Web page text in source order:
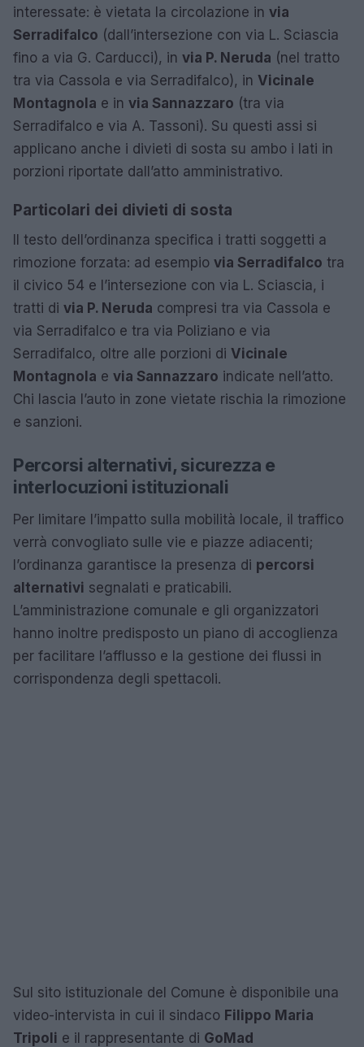
interessate: è vietata la circolazione in via
Serradifalco (dall’intersezione con via L. Sciascia
fino a via G. Carducci), in via P. Neruda (nel tratto
tra via Cassola e via Serradifalco), in Vicinale
Montagnola e in via Sannazzaro (tra via
Serradifalco e via A. Tassoni). Su questi assi si
applicano anche i divieti di sosta su ambo i lati in
porzioni riportate dall’atto amministrativo.
Particolari dei divieti di sosta
Il testo dell’ordinanza specifica i tratti soggetti a
rimozione forzata: ad esempio via Serradifalco tra
il civico 54 e l’intersezione con via L. Sciascia, i
tratti di via P. Neruda compresi tra via Cassola e
via Serradifalco e tra via Poliziano e via
Serradifalco, oltre alle porzioni di Vicinale
Montagnola e via Sannazzaro indicate nell’atto.
Chi lascia l’auto in zone vietate rischia la rimozione
e sanzioni.
Percorsi alternativi, sicurezza e
interlocuzioni istituzionali
Per limitare l’impatto sulla mobilità locale, il traffico
verrà convogliato sulle vie e piazze adiacenti;
l’ordinanza garantisce la presenza di percorsi
alternativi segnalati e praticabili.
L’amministrazione comunale e gli organizzatori
hanno inoltre predisposto un piano di accoglienza
per facilitare l’afflusso e la gestione dei flussi in
corrispondenza degli spettacoli.
Sul sito istituzionale del Comune è disponibile una
video-intervista in cui il sindaco Filippo Maria
Tripoli e il rappresentante di GoMad